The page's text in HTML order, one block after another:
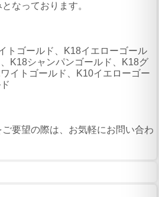
なっております。
トゴールド、K18イエローゴール
K18シャンパンゴールド、K18グ
イトゴールド、K10イエローゴー
要望の際は、お気軽にお問い合わ